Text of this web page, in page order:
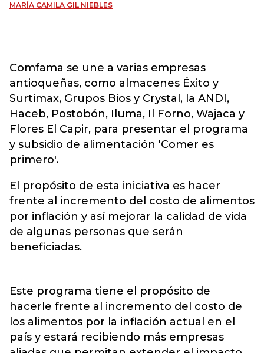
MARÍA CAMILA GIL NIEBLES
Comfama se une a varias empresas
antioqueñas, como almacenes Éxito y
Surtimax, Grupos Bios y Crystal, la ANDI,
Haceb, Postobón, Iluma, Il Forno, Wajaca y
Flores El Capir, para presentar el programa
y subsidio de alimentación 'Comer es
primero'.
El propósito de esta iniciativa es hacer
frente al incremento del costo de alimentos
por inflación y así mejorar la calidad de vida
de algunas personas que serán
beneficiadas.
Este programa tiene el propósito de
hacerle frente al incremento del costo de
los alimentos por la inflación actual en el
país y estará recibiendo más empresas